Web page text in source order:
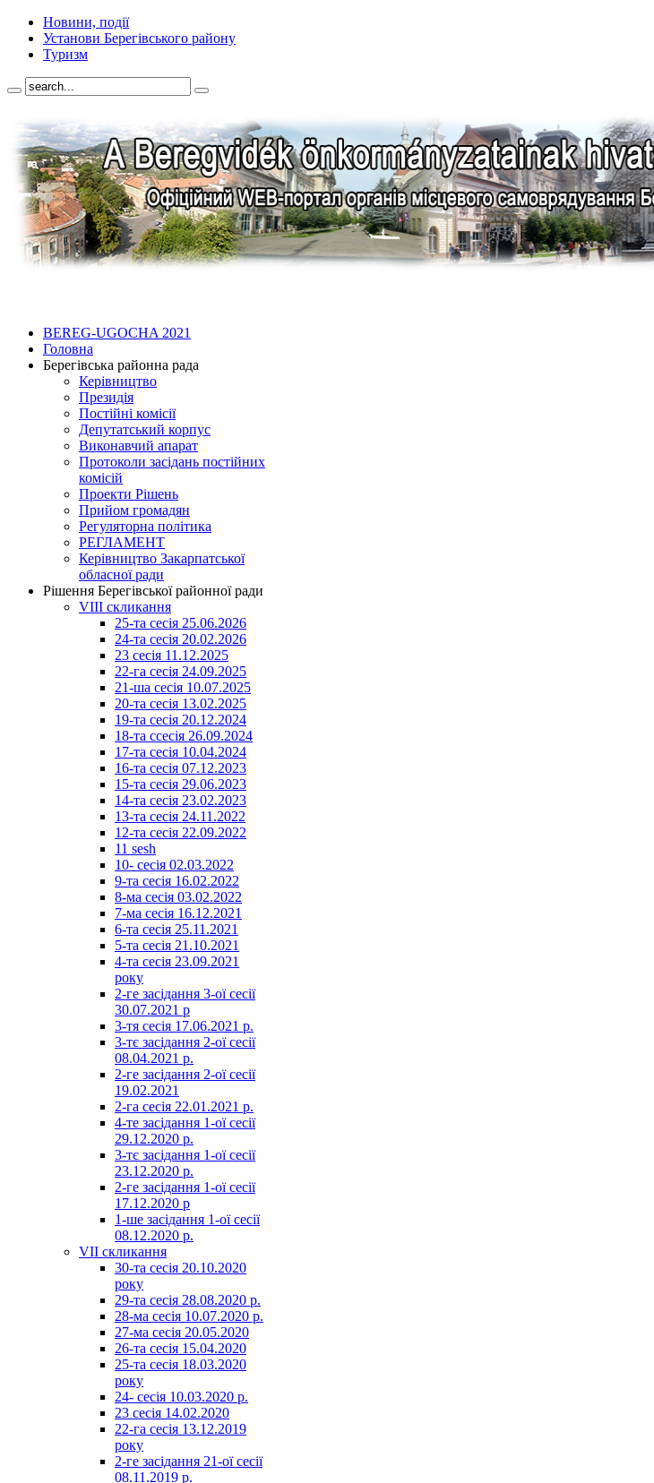
Новини, події
Установи Берегівського району
Туризм
BEREG-UGOCHA 2021
Головна
Берегівська районна рада
Керівництво
Президія
Постійні комісії
Депутатський корпус
Виконавчий апарат
Протоколи засідань постійних
комісій
Проекти Рішень
Прийом громадян
Регуляторна політика
РЕГЛАМЕНТ
Керівництво Закарпатської
обласної ради
Рішення Берегівської районної ради
VIII скликання
25-та сесія 25.06.2026
24-та сесія 20.02.2026
23 сесія 11.12.2025
22-га сесія 24.09.2025
21-ша сесія 10.07.2025
20-та сесія 13.02.2025
19-та сесія 20.12.2024
18-та ссесія 26.09.2024
17-та сесія 10.04.2024
16-та сесія 07.12.2023
15-та сесія 29.06.2023
14-та сесія 23.02.2023
13-та сесія 24.11.2022
12-та сесія 22.09.2022
11 sesh
10- сесія 02.03.2022
9-та сесія 16.02.2022
8-ма сесія 03.02.2022
7-ма сесія 16.12.2021
6-та сесія 25.11.2021
5-та сесія 21.10.2021
4-та сесія 23.09.2021
року
2-ге засідання 3-ої сесії
30.07.2021 р
3-тя сесія 17.06.2021 р.
3-тє засідання 2-ої сесії
08.04.2021 р.
2-ге засідання 2-ої сесії
19.02.2021
2-га сесія 22.01.2021 р.
4-те засідання 1-ої сесії
29.12.2020 р.
3-тє засідання 1-ої сесії
23.12.2020 р.
2-ге засідання 1-ої сесії
17.12.2020 р
1-ше засідання 1-ої сесії
08.12.2020 р.
VII скликання
30-та сесія 20.10.2020
року
29-та сесія 28.08.2020 р.
28-ма сесія 10.07.2020 р.
27-ма сесія 20.05.2020
26-та сесія 15.04.2020
25-та сесія 18.03.2020
року
24- сесія 10.03.2020 р.
23 сесія 14.02.2020
22-га сесія 13.12.2019
року
2-ге засідання 21-ої сесії
08.11.2019 р.